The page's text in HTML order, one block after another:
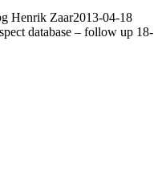
Henrik Zaar2013-04-18
database – follow up 18-